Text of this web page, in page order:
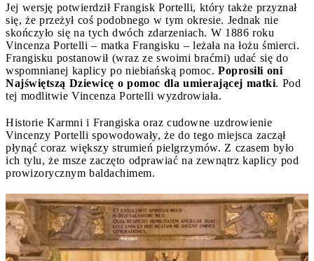
Jej wersję potwierdził Frangisk Portelli, który także przyznał
się, że przeżył coś podobnego w tym okresie. Jednak nie
skończyło się na tych dwóch zdarzeniach. W 1886 roku
Vincenza Portelli – matka Frangisku – leżała na łożu śmierci.
Frangisku postanowił (wraz ze swoimi braćmi) udać się do
wspomnianej kaplicy po niebiańską pomoc. Poprosili oni
Najświętszą Dziewicę o pomoc dla umierającej matki. Pod
tej modlitwie Vincenza Portelli wyzdrowiała.
Historie Karmni i Frangiska oraz cudowne uzdrowienie
Vincenzy Portelli spowodowały, że do tego miejsca zaczął
płynąć coraz większy strumień pielgrzymów. Z czasem było
ich tylu, że msze zaczęto odprawiać na zewnątrz kaplicy pod
prowizorycznym baldachimem.